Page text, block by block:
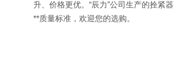
升、价格更优。“辰力”公司生产的拴紧
**质量标准，欢迎您的选购。